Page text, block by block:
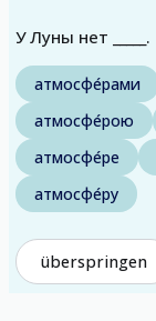
У Луны нет _____.
атмосфе́рами
атмосфе́рою
атмосфе́ре
атмосфе́ру
überspringen